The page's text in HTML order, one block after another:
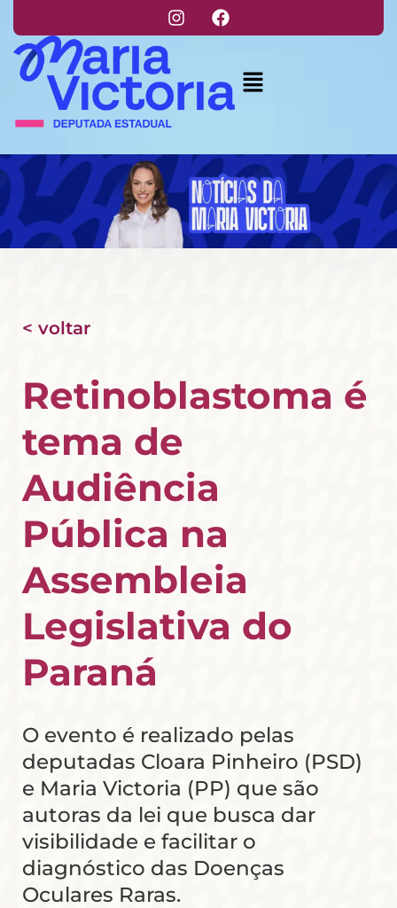
< voltar
Retinoblastoma é
tema de
Audiência
Pública na
Assembleia
Legislativa do
Paraná
O evento é realizado pelas
deputadas Cloara Pinheiro (PSD)
e Maria Victoria (PP) que são
autoras da lei que busca dar
visibilidade e facilitar o
diagnóstico das Doenças
Oculares Raras.